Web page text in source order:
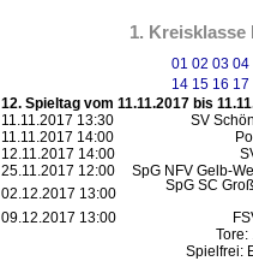
1. Kreisklasse
01 02 03 04
14 15 16 17
12. Spieltag vom 11.11.2017 bis
11.11.2017 13:30
SV
11.11.2017 14:00
12.11.2017 14:00
25.11.2017 12:00
SpG NFV Gelb-
02.12.2017 13:00
SpG SC
09.12.2017 13:00
Spielfrei: